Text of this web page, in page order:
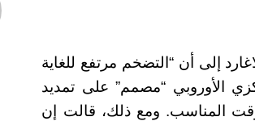
إلى أن “التضخم مرتفع للغاية
الأوروبي “مصمم” على تمديد
في الوقت المناسب. ومع ذلك، قالت إن